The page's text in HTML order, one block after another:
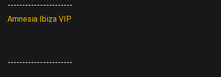
----------------------
Amnesia Ibiza VIP
----------------------